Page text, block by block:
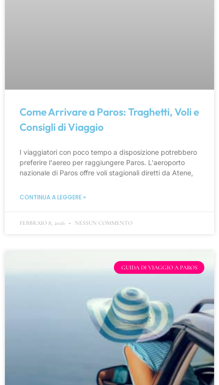
Come Arrivare a Paros: Traghetti, Voli e
Consigli di Viaggio
I viaggiatori con poco tempo a disposizione potrebbero
preferire l'aereo per raggiungere Paros. L'aeroporto
nazionale di Paros offre voli stagionali diretti da Atene,
CONTINUA A LEGGERE »
FEBBRAIO 8, 2026 NESSUN COMMENTO
GUIDA DI VIAGGIO A PAROS